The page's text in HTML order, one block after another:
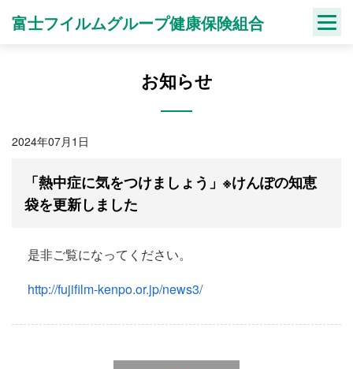
富士フイルムグループ健康保険組合
お知らせ
2024年07月1日
「熱中症に気をつけましょう」※けんぽの知恵
袋を更新しました
是非ご覧になってください。
http://fujifilm-kenpo.or.jp/news3/